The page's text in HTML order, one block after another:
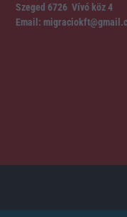
Szeged 6726 Vívó köz 4
Email: